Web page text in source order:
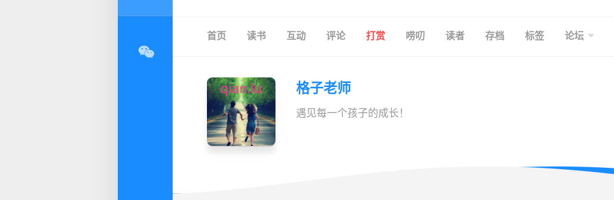
首页 读书 互动 评论 打赏 唠叨 读者 存档 标签 论坛
格子老师
遇见每一个孩子的成长！